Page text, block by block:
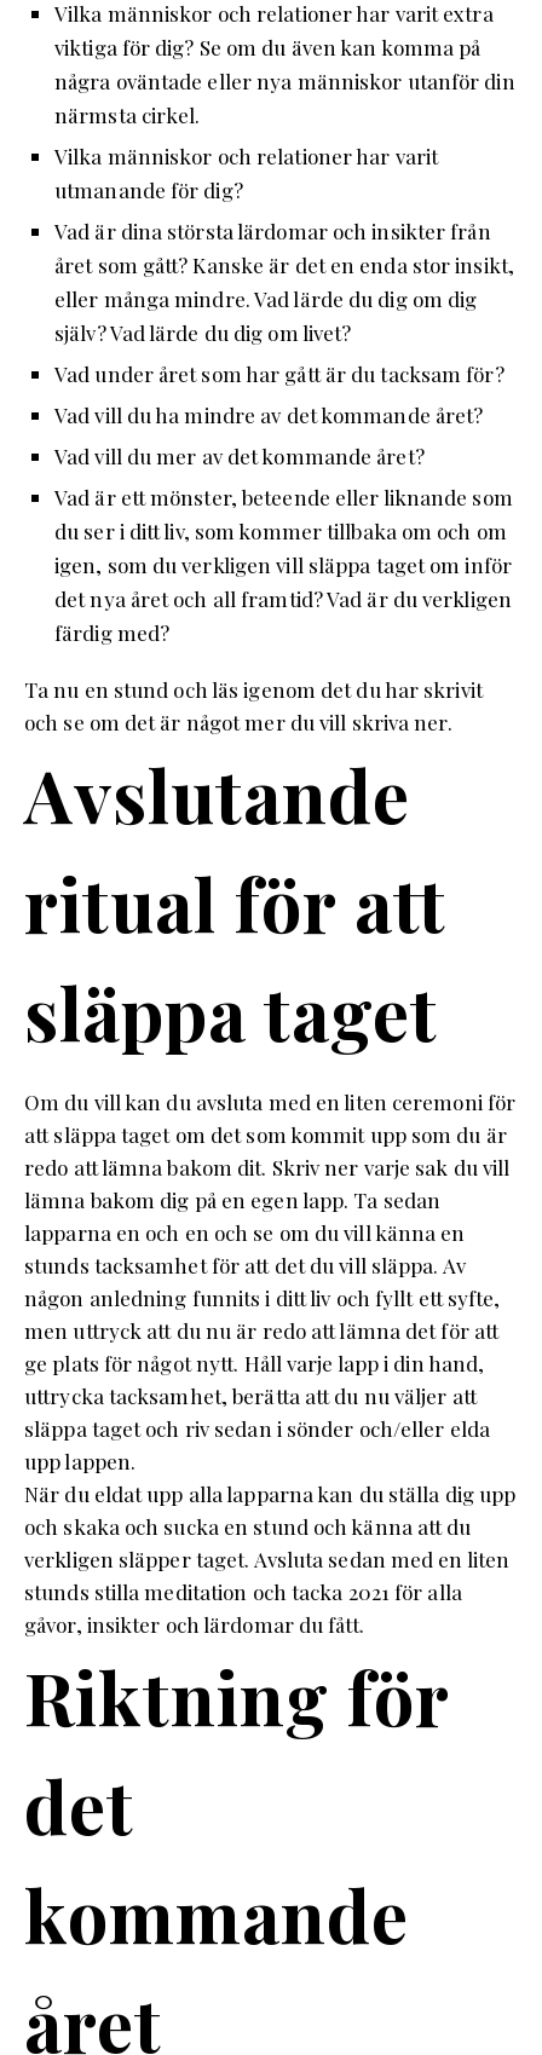
Vilka människor och relationer har varit extra
viktiga för dig? Se om du även kan komma på
några oväntade eller nya människor utanför din
närmsta cirkel.
Vilka människor och relationer har varit
utmanande för dig?
Vad är dina största lärdomar och insikter från
året som gått? Kanske är det en enda stor insikt,
eller många mindre. Vad lärde du dig om dig
själv? Vad lärde du dig om livet?
Vad under året som har gått är du tacksam för?
Vad vill du ha mindre av det kommande året?
Vad vill du mer av det kommande året?
Vad är ett mönster, beteende eller liknande som
du ser i ditt liv, som kommer tillbaka om och om
igen, som du verkligen vill släppa taget om inför
det nya året och all framtid? Vad är du verkligen
färdig med?
Ta nu en stund och läs igenom det du har skrivit
och se om det är något mer du vill skriva ner.
Avslutande
ritual för att
släppa taget
Om du vill kan du avsluta med en liten ceremoni för
att släppa taget om det som kommit upp som du är
redo att lämna bakom dit. Skriv ner varje sak du vill
lämna bakom dig på en egen lapp. Ta sedan
lapparna en och en och se om du vill känna en
stunds tacksamhet för att det du vill släppa. Av
någon anledning funnits i ditt liv och fyllt ett syfte,
men uttryck att du nu är redo att lämna det för att
ge plats för något nytt. Håll varje lapp i din hand,
uttrycka tacksamhet, berätta att du nu väljer att
släppa taget och riv sedan i sönder och/eller elda
upp lappen.
När du eldat upp alla lapparna kan du ställa dig upp
och skaka och sucka en stund och känna att du
verkligen släpper taget. Avsluta sedan med en liten
stunds stilla meditation och tacka 2021 för alla
gåvor, insikter och lärdomar du fått.
Riktning för
det
kommande
året